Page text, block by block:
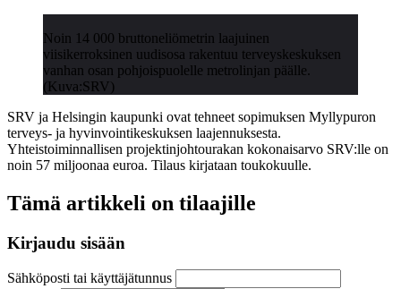
Noin 14 000 bruttoneliömetrin laajuinen
viisikerroksinen uudisosa rakentuu terveyskeskuksen
vanhan osan pohjoispuolelle metrolinjan päälle.
(Kuva:SRV)
SRV ja Helsingin kaupunki ovat tehneet sopimuksen Myllypuron
terveys- ja hyvinvointikeskuksen laajennuksesta.
Yhteistoiminnallisen projektinjohtourakan kokonaisarvo SRV:lle on
noin 57 miljoonaa euroa. Tilaus kirjataan toukokuulle.
Tämä artikkeli on tilaajille
Kirjaudu sisään
Sähköposti tai käyttäjätunnus